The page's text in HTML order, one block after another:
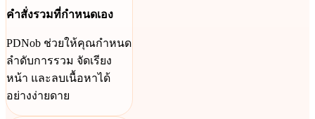
คำสั่งรวมที่กำหนดเอง
PDNob ช่วยให้คุณกำหนด
ลำดับการรวม จัดเรียง
หน้า และลบเนื้อหาได้
อย่างง่ายดาย